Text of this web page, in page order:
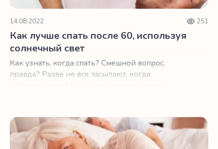
14.08.2022 251
Как лучше спать после 60, используя
солнечный свет
Как узнать, когда спать? Смешной вопрос,
правда? Разве не все засыпают, когда
4 вопроса вашему врачу для лучшего сна после 60